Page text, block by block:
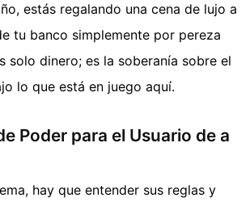
estás regalando una cena de lujo a
tu banco simplemente por pereza
solo dinero; es la soberanía sobre el
lo que está en juego aquí.
Poder para el Usuario de a
hay que entender sus reglas y